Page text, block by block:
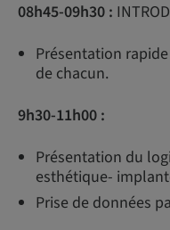
08h45-09h30 :
Présentation
de chacun.
9h30-11h00 :
Présentation du
esthétique-
Prise de données